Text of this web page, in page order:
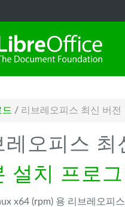
드 / 리브레오피스 최신 버전
레오피스 최
설치 프로그
x64 (rpm) 용 리브레오피